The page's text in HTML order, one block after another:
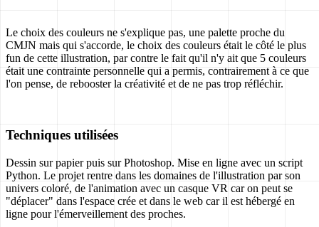
Le choix des couleurs ne s'explique pas, une palette proche du
CMJN mais qui s'accorde, le choix des couleurs était le côté le plus
fun de cette illustration, par contre le fait qu'il n'y ait que 5 couleurs
était une contrainte personnelle qui a permis, contrairement à ce que
l'on pense, de rebooster la créativité et de ne pas trop réfléchir.
Techniques utilisées
Dessin sur papier puis sur Photoshop. Mise en ligne avec un script
Python. Le projet rentre dans les domaines de l'illustration par son
univers coloré, de l'animation avec un casque VR car on peut se
"déplacer" dans l'espace crée et dans le web car il est hébergé en
ligne pour l'émerveillement des proches.